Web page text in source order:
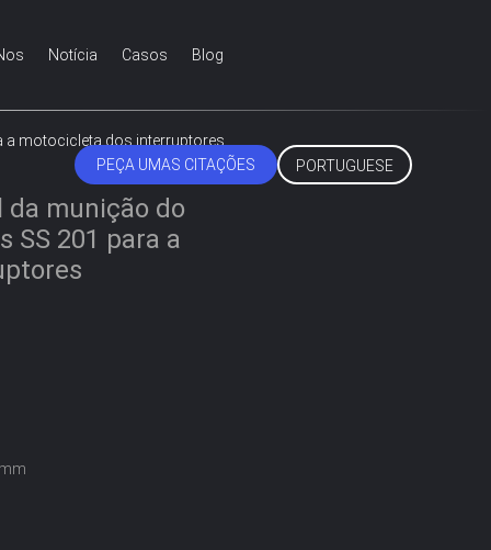
Notícia Casos Blog
PEÇA UMAS CITAÇÕES PORTUGUESE
a motocicleta dos interruptores
da munição do
SS 201 para a